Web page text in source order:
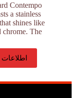
Contempo
a stainless
shines like
The…
اطلاعات